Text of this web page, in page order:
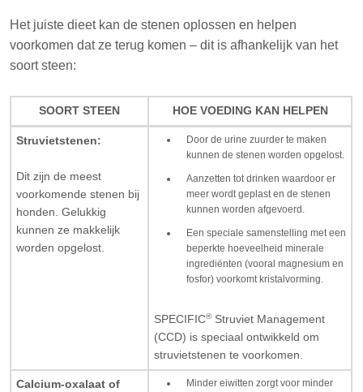
Het juiste dieet kan de stenen oplossen en helpen
voorkomen dat ze terug komen – dit is afhankelijk van het
soort steen:
SOORT STEEN HOE VOEDING KAN HELPEN
Struvietstenen:
Dit zijn de meest
voorkomende stenen bij
honden. Gelukkig
kunnen ze makkelijk
worden opgelost.
Door de urine zuurder te maken
kunnen de stenen worden opgelost.
Aanzetten tot drinken waardoor er
meer wordt geplast en de stenen
kunnen worden afgevoerd.
Een speciale samenstelling met een
beperkte hoeveelheid minerale
ingrediënten (vooral magnesium en
fosfor) voorkomt kristalvorming.
SPECIFIC®Struviet Management
(CCD) is speciaal ontwikkeld om
struvietstenen te voorkomen.
Calcium-oxalaat of
Minder eiwitten zorgt voor minder